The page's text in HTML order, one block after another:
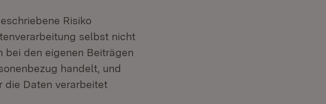
in neuem Fenster)
Risiko
selbst nicht
bei den eigenen Beiträgen
handelt, und
die Daten verarbeitet